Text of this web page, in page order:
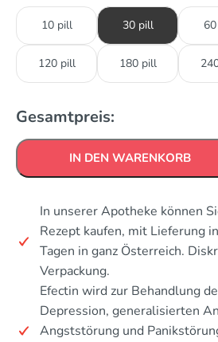
10 pill 30 pill
120 pill 180 pill
Gesamtpreis:
IN DEN WARENKORB
In unserer Apotheke können
Rezept kaufen, mit Lieferung
Tagen in ganz Österreich.
Verpackung.
Efectin wird zur Behandlung
Depression, generalisierten
Angststörung und